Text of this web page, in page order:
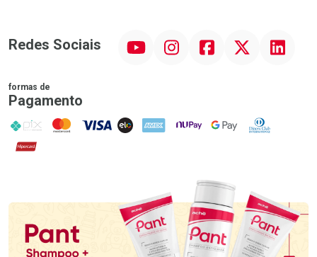
Redes Sociais InstagramFacebook Linkedin
formas de
Pagamento
PIX MasterCard
VISA ELO AMEX NuPay Google PayDiners Club
Hipercard
Promoção em Destaque